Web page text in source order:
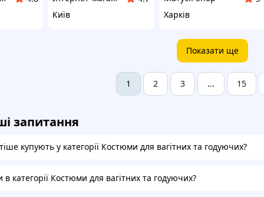
Київ
Харків
Показати ще
1 2 3 ... 15
запитання
купують у категорії Костюми для вагітних та годуючих?
в категорії Костюми для вагітних та годуючих?